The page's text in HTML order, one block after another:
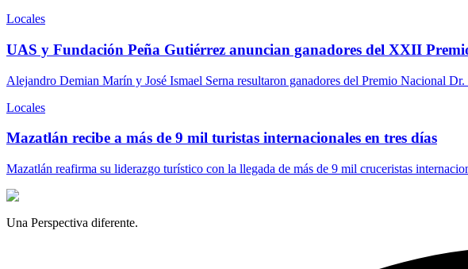
Locales
UAS y Fundación Peña Gutiérrez anuncian ganadores del XXII
Alejandro Demian Marín y José Ismael Serna resultaron ganadores del Premio Nacional
Locales
Mazatlán recibe a más de 9 mil turistas internacionales en tres días
Mazatlán reafirma su liderazgo turístico con la llegada de más de 9 mil cruceristas
Una Perspectiva diferente.